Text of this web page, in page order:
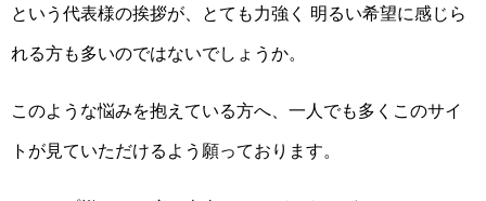
という代表様の挨拶が、とても力強く 明るい希望に感じら
れる方も多いのではないでしょうか。
このような悩みを抱えている方へ、一人でも多くこのサイ
トが見ていただけるよう願っております。